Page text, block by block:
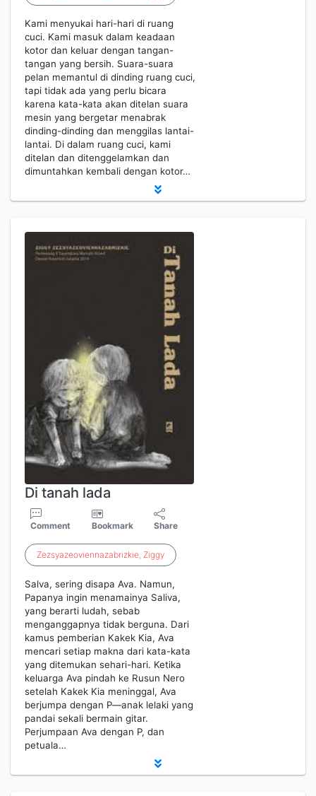
Kami menyukai hari-hari di ruang
cuci. Kami masuk dalam keadaan
kotor dan keluar dengan tangan-
tangan yang bersih. Suara-suara
pelan memantul di dinding ruang cuci,
tapi tidak ada yang perlu bicara
karena kata-kata akan ditelan suara
mesin yang bergetar menabrak
dinding-dinding dan menggilas lantai-
lantai. Di dalam ruang cuci, kami
ditelan dan ditenggelamkan dan
dimuntahkan kembali dengan kotor…
Di tanah lada
Comment Bookmark Share
Zezsyazeoviennazabrizkie, Ziggy
Salva, sering disapa Ava. Namun,
Papanya ingin menamainya Saliva,
yang berarti ludah, sebab
menganggapnya tidak berguna. Dari
kamus pemberian Kakek Kia, Ava
mencari setiap makna dari kata-kata
yang ditemukan sehari-hari. Ketika
keluarga Ava pindah ke Rusun Nero
setelah Kakek Kia meninggal, Ava
berjumpa dengan P—anak lelaki yang
pandai sekali bermain gitar.
Perjumpaan Ava dengan P, dan
petuala…